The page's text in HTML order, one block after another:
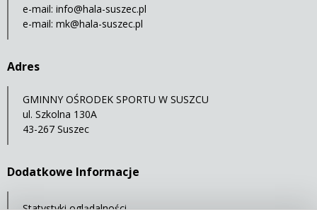
e-mail: info@hala-suszec.pl
e-mail: mk@hala-suszec.pl
Adres
GMINNY OŚRODEK SPORTU W SUSZCU
ul. Szkolna 130A
43-267 Suszec
Dodatkowe Informacje
Statystyki oglądalności